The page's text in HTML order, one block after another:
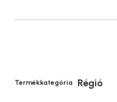
Termékkategória Régió